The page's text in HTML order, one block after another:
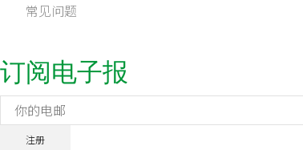
常见问题
订阅电子报